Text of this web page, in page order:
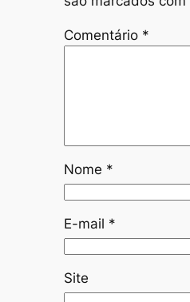
Comentário *
Nome *
E-mail *
Site